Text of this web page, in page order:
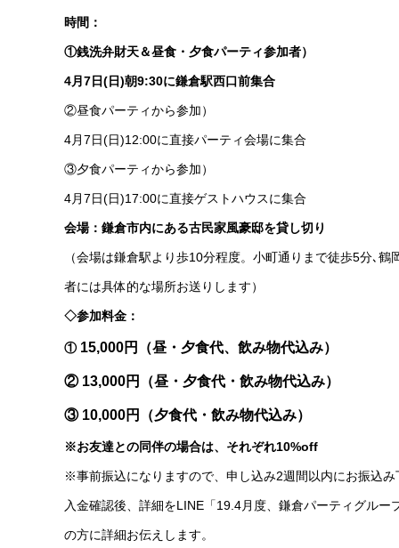
時間：
①銭洗弁財天＆昼食・夕食パーティ参加者）
4月7日(日)朝9:30に鎌倉駅西口前集合
②昼食パーティから参加）
4月7日(日)12:00に直接パーティ会場に集合
③夕食パーティから参加）
4月7日(日)17:00に直接ゲストハウスに集合
会場：鎌倉市内にある古民家風豪邸を貸し切り
（会場は鎌倉駅より歩10分程度。小町通りまで徒歩5分､
者には具体的な場所お送りします）
◇参加料金：
① 15,000円（昼・夕食代、飲み物代込み）
② 13,000円（昼・夕食代・飲み物代込み）
③ 10,000円（夕食代・飲み物代込み）
※お友達との同伴の場合は、それぞれ10%off
※事前振込になりますので、申し込み2週間以内にお振込
入金確認後、詳細をLINE「19.4月度、鎌倉パーティグル
の方に詳細お伝えします。